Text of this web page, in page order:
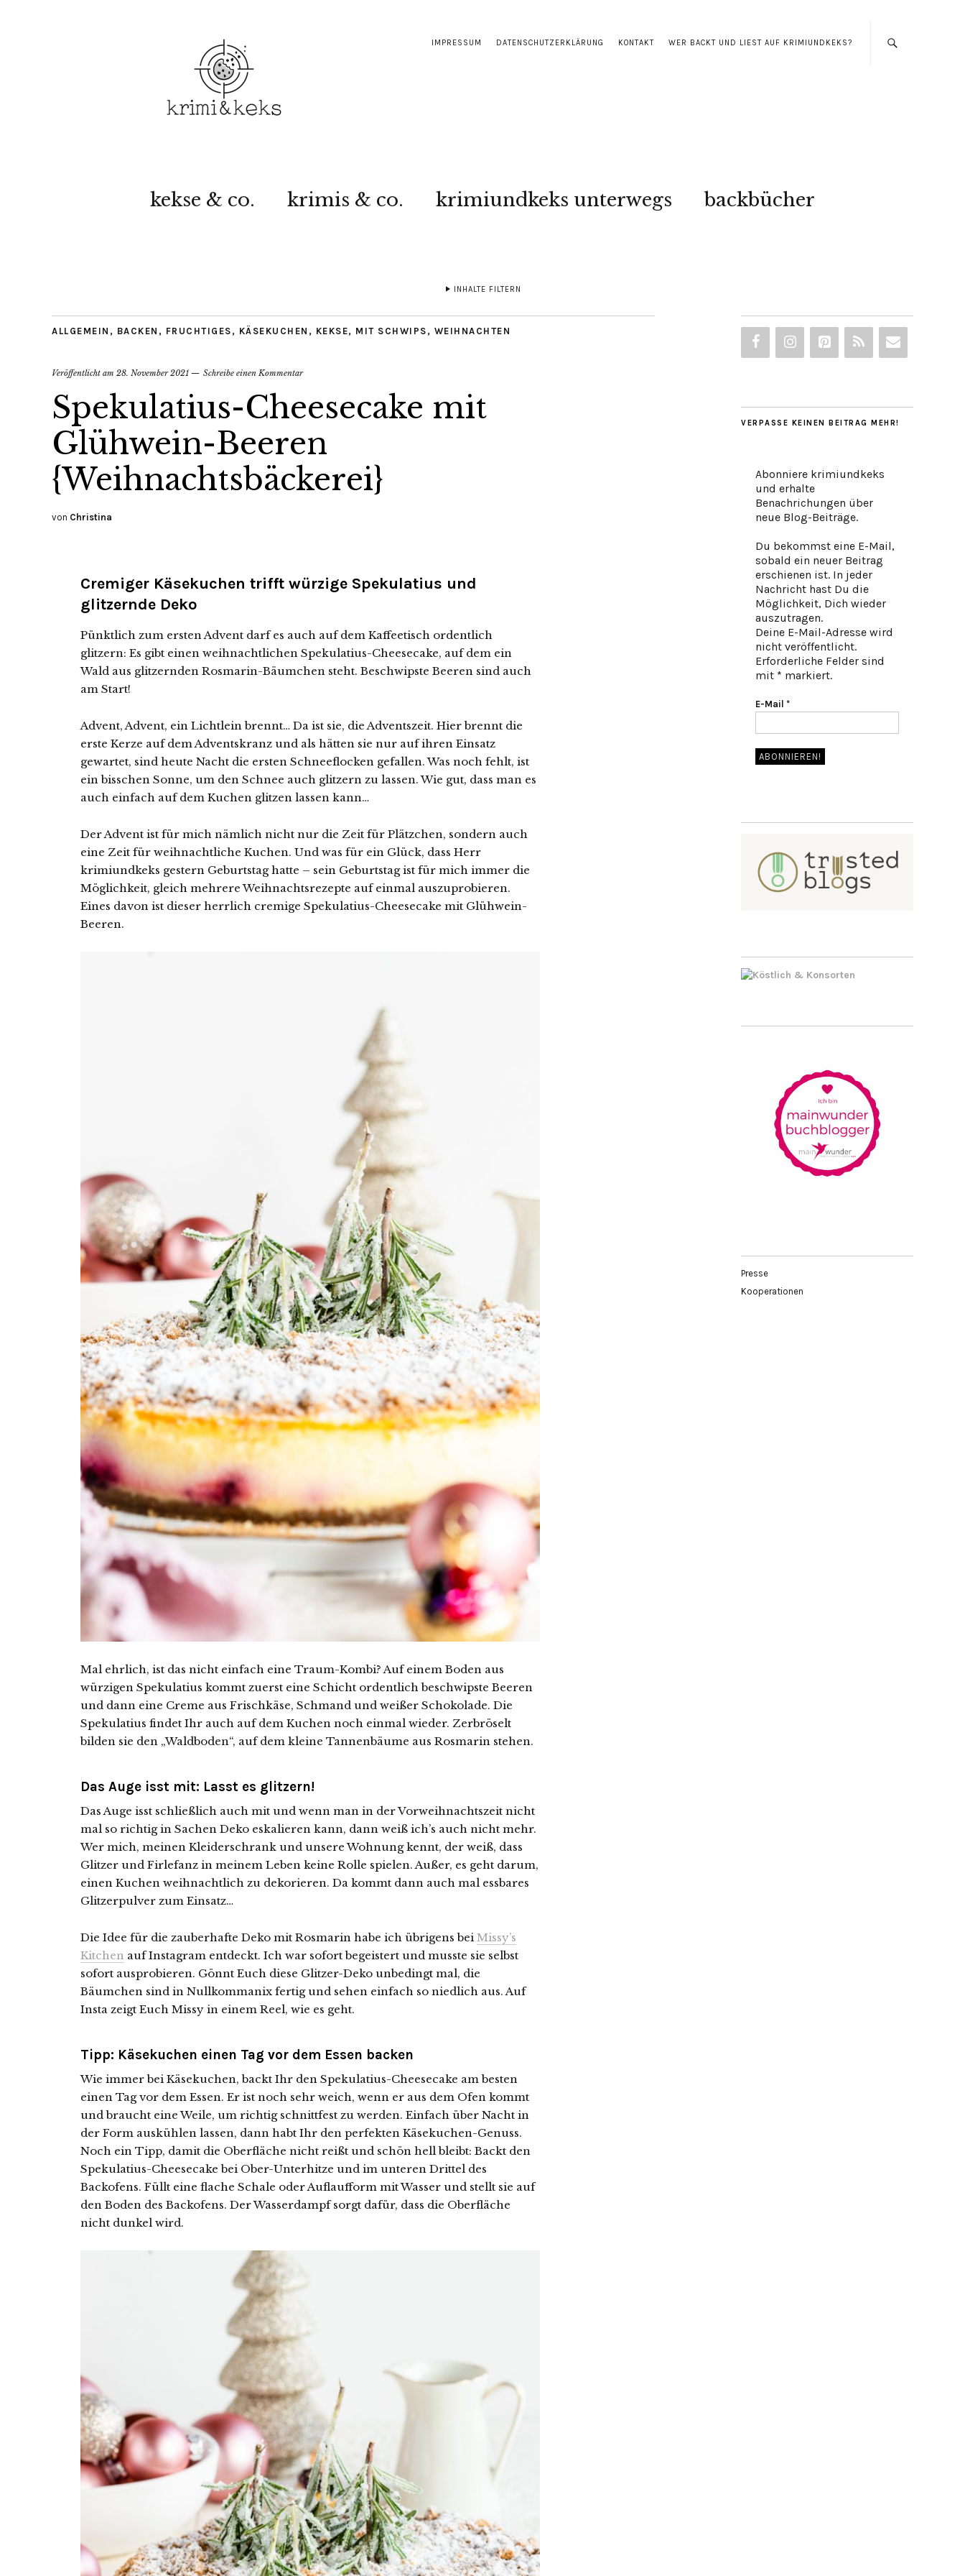
IMPRESSUM DATENSCHUTZERKLÄRUNG KONTAKT WER BACKT UND LIEST AUF KRIMIUNDKEKS?
kekse & co. krimis & co. krimiundkeks unterwegs backbücher
INHALTE FILTERN
ALLGEMEIN , BACKEN , FRUCHTIGES , KÄSEKUCHEN , KEKSE, MIT SCHWIPS , WEIHNACHTEN
Veröffentlicht am 28. November 2021 Schreibe einen Kommentar
Spekulatius-Cheesecake mit
Glühwein-Beeren
{Weihnachtsbäckerei}
von Christina
Cremiger Käsekuchen trifft würzige Spekulatius und
glitzernde Deko
Pünktlich zum ersten Advent darf es auch auf dem Kaffeetisch ordentlich
glitzern: Es gibt einen weihnachtlichen Spekulatius-Cheesecake, auf dem ein
Wald aus glitzernden Rosmarin-Bäumchen steht. Beschwipste Beeren sind auch
am Start!
Advent, Advent, ein Lichtlein brennt… Da ist sie, die Adventszeit. Hier brennt die
erste Kerze auf dem Adventskranz und als hätten sie nur auf ihren Einsatz
gewartet, sind heute Nacht die ersten Schneeflocken gefallen. Was noch fehlt, ist
ein bisschen Sonne, um den Schnee auch glitzern zu lassen. Wie gut, dass man es
auch einfach auf dem Kuchen glitzen lassen kann…
Der Advent ist für mich nämlich nicht nur die Zeit für Plätzchen, sondern auch
eine Zeit für weihnachtliche Kuchen. Und was für ein Glück, dass Herr
krimiundkeks gestern Geburtstag hatte – sein Geburtstag ist für mich immer die
Möglichkeit, gleich mehrere Weihnachtsrezepte auf einmal auszuprobieren.
Eines davon ist dieser herrlich cremige Spekulatius-Cheesecake mit Glühwein-
Beeren.
Mal ehrlich, ist das nicht einfach eine Traum-Kombi? Auf einem Boden aus
würzigen Spekulatius kommt zuerst eine Schicht ordentlich beschwipste Beeren
und dann eine Creme aus Frischkäse, Schmand und weißer Schokolade. Die
Spekulatius findet Ihr auch auf dem Kuchen noch einmal wieder. Zerbröselt
bilden sie den „Waldboden“, auf dem kleine Tannenbäume aus Rosmarin stehen.
Das Auge isst mit: Lasst es glitzern!
Das Auge isst schließlich auch mit und wenn man in der Vorweihnachtszeit nicht
mal so richtig in Sachen Deko eskalieren kann, dann weiß ich’s auch nicht mehr.
Wer mich, meinen Kleiderschrank und unsere Wohnung kennt, der weiß, dass
Glitzer und Firlefanz in meinem Leben keine Rolle spielen. Außer, es geht darum,
einen Kuchen weihnachtlich zu dekorieren. Da kommt dann auch mal essbares
Glitzerpulver zum Einsatz…
Die Idee für die zauberhafte Deko mit Rosmarin habe ich übrigens bei Missy’s
Kitchen auf Instagram entdeckt. Ich war sofort begeistert und musste sie selbst
sofort ausprobieren. Gönnt Euch diese Glitzer-Deko unbedingt mal, die
Bäumchen sind in Nullkommanix fertig und sehen einfach so niedlich aus. Auf
Insta zeigt Euch Missy in einem Reel, wie es geht.
Tipp: Käsekuchen einen Tag vor dem Essen backen
Wie immer bei Käsekuchen, backt Ihr den Spekulatius-Cheesecake am besten
einen Tag vor dem Essen. Er ist noch sehr weich, wenn er aus dem Ofen kommt
und braucht eine Weile, um richtig schnittfest zu werden. Einfach über Nacht in
der Form auskühlen lassen, dann habt Ihr den perfekten Käsekuchen-Genuss.
Noch ein Tipp, damit die Oberfläche nicht reißt und schön hell bleibt: Backt den
Spekulatius-Cheesecake bei Ober-Unterhitze und im unteren Drittel des
Backofens. Füllt eine flache Schale oder Auflaufform mit Wasser und stellt sie auf
den Boden des Backofens. Der Wasserdampf sorgt dafür, dass die Oberfläche
nicht dunkel wird.
VERPASSE KEINEN BEITRAG MEHR!
Abonniere krimiundkeks
und erhalte
Benachrichungen über
neue Blog-Beiträge.
Du bekommst eine E-Mail,
sobald ein neuer Beitrag
erschienen ist. In jeder
Nachricht hast Du die
Möglichkeit, Dich wieder
auszutragen.
Deine E-Mail-Adresse wird
nicht veröffentlicht.
Erforderliche Felder sind
mit * markiert.
E-Mail *
Presse
Kooperationen